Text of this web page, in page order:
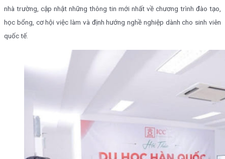
nhà trường, cập nhật những thông tin mới nhất về chương trình đào tạo,
học bổng, cơ hội việc làm và định hướng nghề nghiệp dành cho sinh viên
quốc tế.